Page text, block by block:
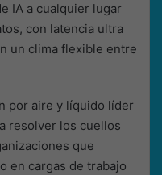
IA a cualquier lugar
con latencia ultra
un clima flexible entre
por aire y líquido líder
resolver los cuellos
que
en cargas de trabajo